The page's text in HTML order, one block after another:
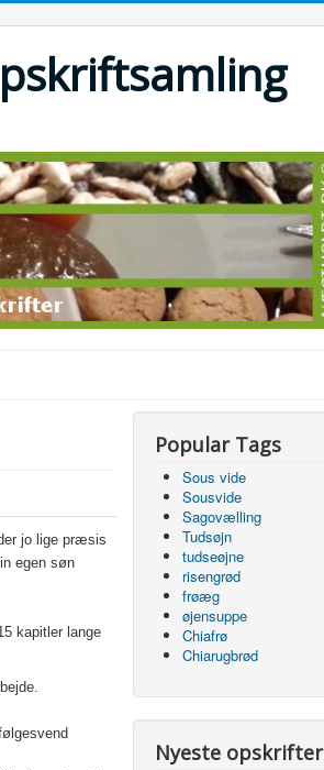
jo lige præsis
egen søn
kapitler lange
Popular Tags
Sous vide
Sousvide
Sagovælling
Tudsøjn
tudseøjne
risengrød
frøæg
øjensuppe
Chiafrø
Chiarugbrød
Nyeste opskrifter